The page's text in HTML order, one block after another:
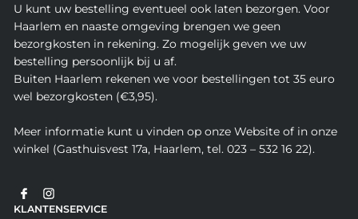
U kunt uw bestelling eventueel ook laten bezorgen. Voor
Haarlem en naaste omgeving brengen we geen
bezorgkosten in rekening. Zo mogelijk geven we uw
bestelling persoonlijk bij u af.
Buiten Haarlem rekenen we voor bestellingen tot 35 euro
wel bezorgkosten (€3,95).
Meer informatie kunt u vinden op onze Website of in onze
winkel (Gasthuisvest 17a, Haarlem, tel. 023 – 532 16 22).
KLANTENSERVICE